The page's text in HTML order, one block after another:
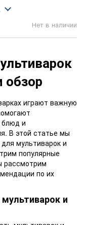
Нет в наличии
обзор
играют важную
блюд и
В этой статье мы
мультиварок и
популярные
рассмотрим
по их
и